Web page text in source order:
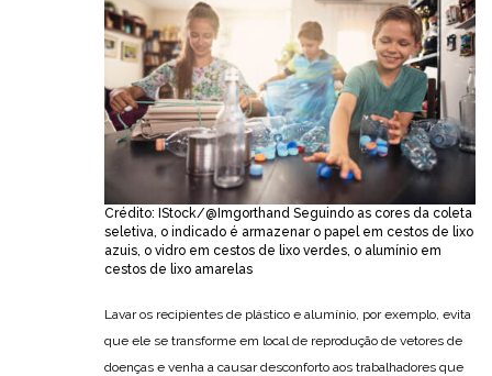
Crédito: IStock/@Imgorthand Seguindo as cores da coleta
seletiva, o indicado é armazenar o papel em cestos de lixo
azuis, o vidro em cestos de lixo verdes, o alumínio em
cestos de lixo amarelas
Lavar os recipientes de plástico e alumínio, por exemplo, evita
que ele se transforme em local de reprodução de vetores de
doenças e venha a causar desconforto aos trabalhadores que